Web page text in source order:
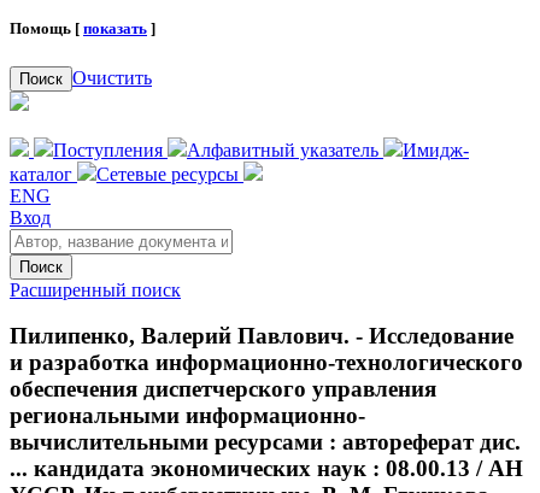
Помощь [ показать ]
Поиск Очистить
Поступления Алфавитный указатель
Имидж-
каталог
Сетевые ресурсы
ENG
Вход
Поиск
Расширенный поиск
Пилипенко, Валерий Павлович. - Исследование
и разработка информационно-технологического
обеспечения диспетчерского управления
региональными информационно-
вычислительными ресурсами : автореферат дис.
... кандидата экономических наук : 08.00.13 / АН